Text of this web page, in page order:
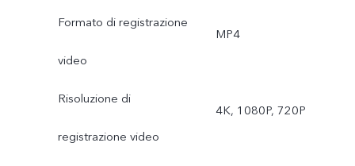
con teleobiettivo: Notte,
risoluzione, Documento
Formato di registrazione
video
MP4
Risoluzione di
registrazione video
4K, 1080P, 720P